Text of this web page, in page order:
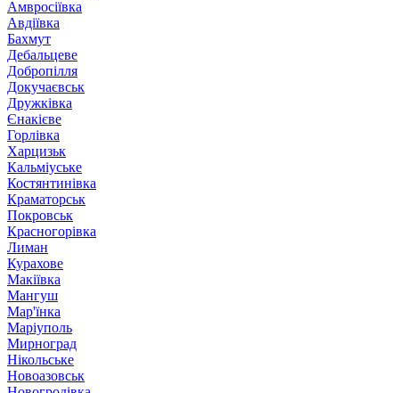
Амвросіївка
Авдіївка
Бахмут
Дебальцеве
Добропілля
Докучаєвськ
Дружківка
Єнакієве
Горлівка
Харцизьк
Кальміуське
Костянтинівка
Краматорськ
Покровськ
Красногорівка
Лиман
Курахове
Макіївка
Мангуш
Мар'їнка
Маріуполь
Мирноград
Нікольське
Новоазовськ